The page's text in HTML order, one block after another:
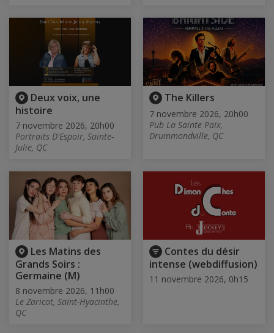
Deux voix, une
histoire
7 novembre 2026, 20h00
Portraits D'Espoir, Sainte-
Julie, QC
The Killers
7 novembre 2026, 20h00
Pub La Sainte Paix,
Drummondville, QC
Les Matins des
Grands Soirs :
Germaine (M)
8 novembre 2026, 11h00
Le Zaricot, Saint-Hyacinthe,
QC
Contes du désir
intense (webdiffusion)
11 novembre 2026, 0h15